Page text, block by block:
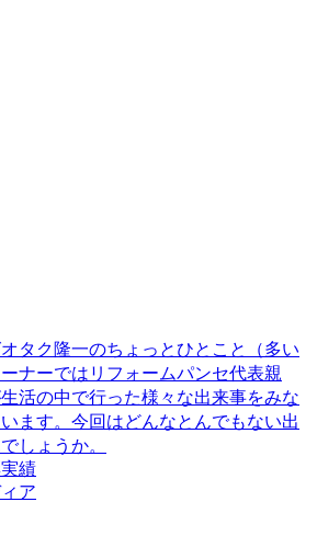
オタク隆一のちょっとひとこと（多い
ナーではリフォームパンセ代表親
活の中で行った様々な出来事をみな
ます。今回はどんなとんでもない出
しょうか。
績
ア